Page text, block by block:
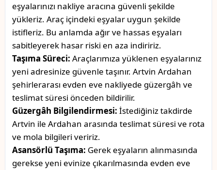
eşyalarınızı nakliye aracına güvenli şekilde
yükleriz. Araç içindeki eşyalar uygun şekilde
istifleriz. Bu anlamda ağır ve hassas eşyaları
sabitleyerek hasar riski en aza indiririz.
Taşıma Süreci: Araçlarımıza yüklenen eşyalarınız
yeni adresinize güvenle taşınır. Artvin Ardahan
şehirlerarası evden eve nakliyede güzergâh ve
teslimat süresi önceden bildirilir.
Güzergâh Bilgilendirmesi: İstediğiniz takdirde
Artvin ile Ardahan arasında teslimat süresi ve rota
ve mola bilgileri veririz.
Asansörlü Taşıma: Gerek eşyaların alınmasında
gerekse yeni evinize çıkarılmasında evden eve